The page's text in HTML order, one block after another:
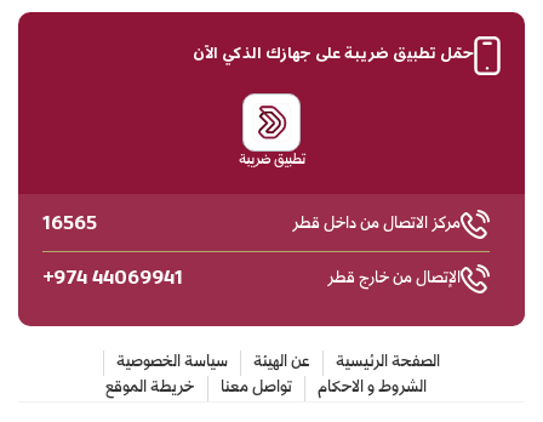
حمّل تطبيق ضريبة على جهازك الذكي الآن
تطبيق ضريبة
مركز الاتصال من داخل قطر 16565
الإتصال من خارج قطر +974 44069941
الصفحة الرئيسية عن الهيئة
سياسة الخصوصية
الشروط و الاحكام
تواصل معنا خريطة الموقع